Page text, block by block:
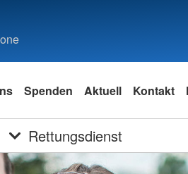
Spenden Aktuell Kontakt
Rettungsdienst